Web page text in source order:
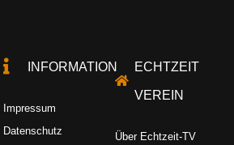
INFORMATION
Impressum
Datenschutz
ECHTZEIT
VEREIN
Über Echtzeit-TV